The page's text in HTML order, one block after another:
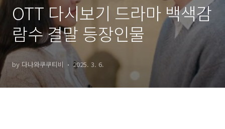
OTT 다시보기 드라마 백색감
람수 결말 등장인물
by 다나와쿠쿠티비 2025. 3. 6.